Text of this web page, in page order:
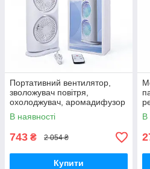
Портативний вентилятор,
зволожувач повітря,
охолоджувач, аромадифузор
FH-666
В наявності
743 ₴ 2 054 ₴
Купити
В